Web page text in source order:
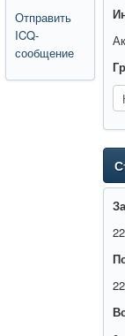
Отправить
ICQ-
сообщение